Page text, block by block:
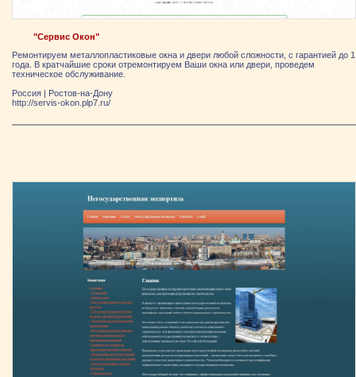
"Сервис Окон"
Ремонтируем металлопластиковые окна и двери любой сложности, с гарантией до 1
года. В кратчайшие сроки отремонтируем Ваши окна или двери, проведем
техническое обслуживание.
Россия | Ростов-на-Дону
http://servis-okon.plp7.ru/